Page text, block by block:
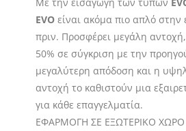
EVO είναι ακόμα πιο απλό
πριν. Προσφέρει μεγάλη
50% σε σύγκριση με την
μεγαλύτερη απόδοση και η
αντοχή το καθιστούν μια
για κάθε επαγγελματία.
ΕΦΑΡΜΟΓΗ ΣΕ ΕΞΩΤΕΡΙΚΟ ΧΩΡΟ